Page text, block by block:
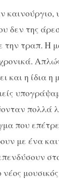
καινούργιο,
δεν της
την τραπ. Η
και η ίδια η
πολλά
που
με ένα